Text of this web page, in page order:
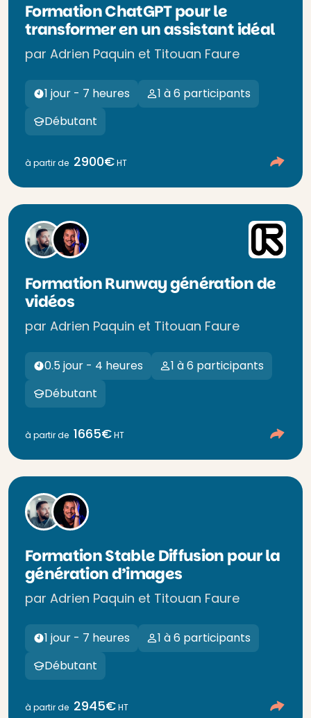
Formation ChatGPT pour le
transformer en un assistant idéal
par Adrien Paquin et Titouan Faure
1 jour - 7 heures
1 à 6 participants
Débutant
à partir de 2900€HT
Formation Runway génération de
vidéos
par Adrien Paquin et Titouan Faure
0.5 jour - 4 heures
1 à 6 participants
Débutant
à partir de 1665€HT
Formation Stable Diffusion pour la
génération d’images
par Adrien Paquin et Titouan Faure
1 jour - 7 heures
1 à 6 participants
Débutant
à partir de 2945€HT